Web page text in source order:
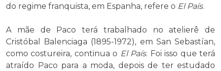
do regime franquista, em Espanha, refere o El País.
A mãe de Paco terá trabalhado no atelierê de
Cristóbal Balenciaga (1895-1972), em San Sebastían,
como costureira, continua o El País. Foi isso que terá
atraído Paco para a moda, depois de ter estudado